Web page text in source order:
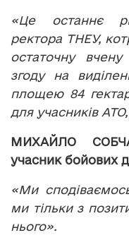
«Це останнє
ректора ТНЕУ,
остаточну
згоду на
площею 84
для учасників
МИХАЙЛО
учасник бойових
«Ми
ми тільки з
нього».